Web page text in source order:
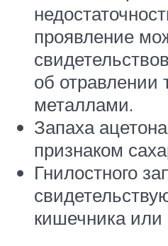
проявление
об
металлами.
Запаха
признаком
Гнилостного
кишечника или